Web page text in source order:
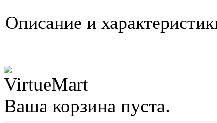
Описание и
Ваша корзина пуста.